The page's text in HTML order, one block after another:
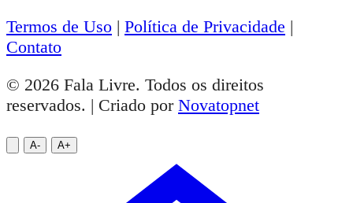
Termos de Uso | Política de Privacidade |
Contato
© 2026 Fala Livre. Todos os direitos
reservados. | Criado por Novatopnet
A- A+